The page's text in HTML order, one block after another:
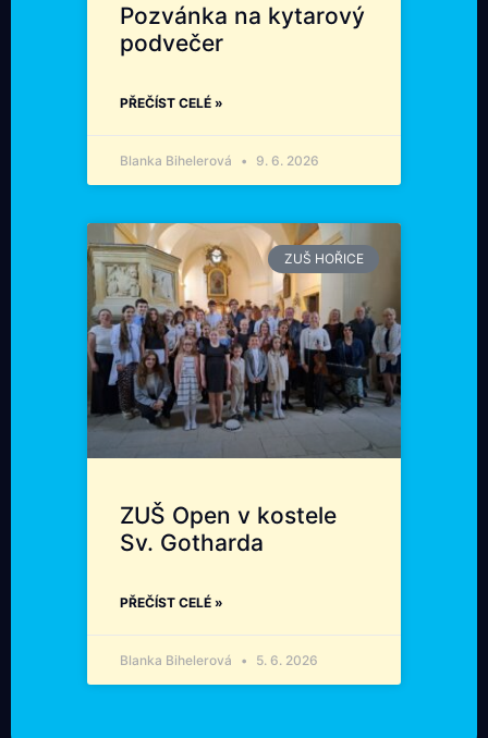
Pozvánka na kytarový
podvečer
PŘEČÍST CELÉ »
Blanka Bihelerová 9. 6. 2026
ZUŠ HOŘICE
ZUŠ Open v kostele
Sv. Gotharda
PŘEČÍST CELÉ »
Blanka Bihelerová 5. 6. 2026